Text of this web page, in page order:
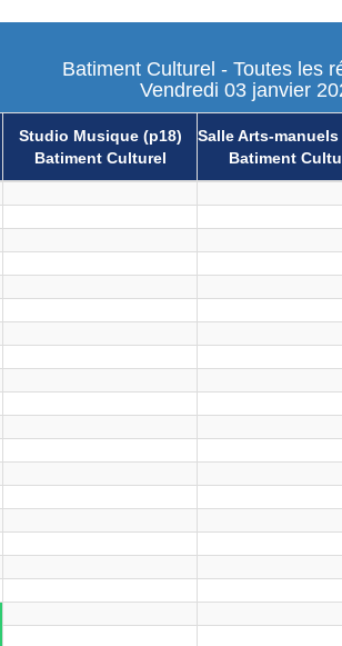
Studio Musique (p18)
Batiment Culturel
Salle Arts-manuels
Batiment
Batiment Culturel - Toutes les
Vendredi 03 janvier